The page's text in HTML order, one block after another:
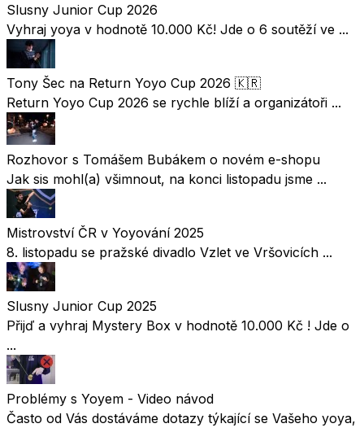
Slusny Junior Cup 2026
Vyhraj yoya v hodnotě 10.000 Kč! Jde o 6 soutěží ve ...
Tony Šec na Return Yoyo Cup 2026 🇰🇷
Return Yoyo Cup 2026 se rychle blíží a organizátoři ...
Rozhovor s Tomášem Bubákem o novém e-shopu
Jak sis mohl(a) všimnout, na konci listopadu jsme ...
Mistrovství ČR v Yoyování 2025
8. listopadu se pražské divadlo Vzlet ve Vršovicích ...
Slusny Junior Cup 2025
Přijď a vyhraj Mystery Box v hodnotě 10.000 Kč ! Jde o
...
Problémy s Yoyem - Video návod
Často od Vás dostáváme dotazy týkající se Vašeho yoya,